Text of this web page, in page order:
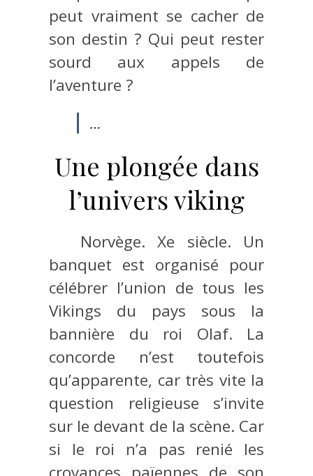
peut vraiment se cacher de
son destin ? Qui peut rester
sourd aux appels de
l’aventure ?
…
Une plongée dans
l’univers viking
Norvège. Xe siècle. Un
banquet est organisé pour
célébrer l’union de tous les
Vikings du pays sous la
bannière du roi Olaf. La
concorde n’est toutefois
qu’apparente, car très vite la
question religieuse s’invite
sur le devant de la scène. Car
si le roi n’a pas renié les